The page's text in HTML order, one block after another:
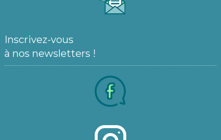
Inscrivez-vous
à nos newsletters !